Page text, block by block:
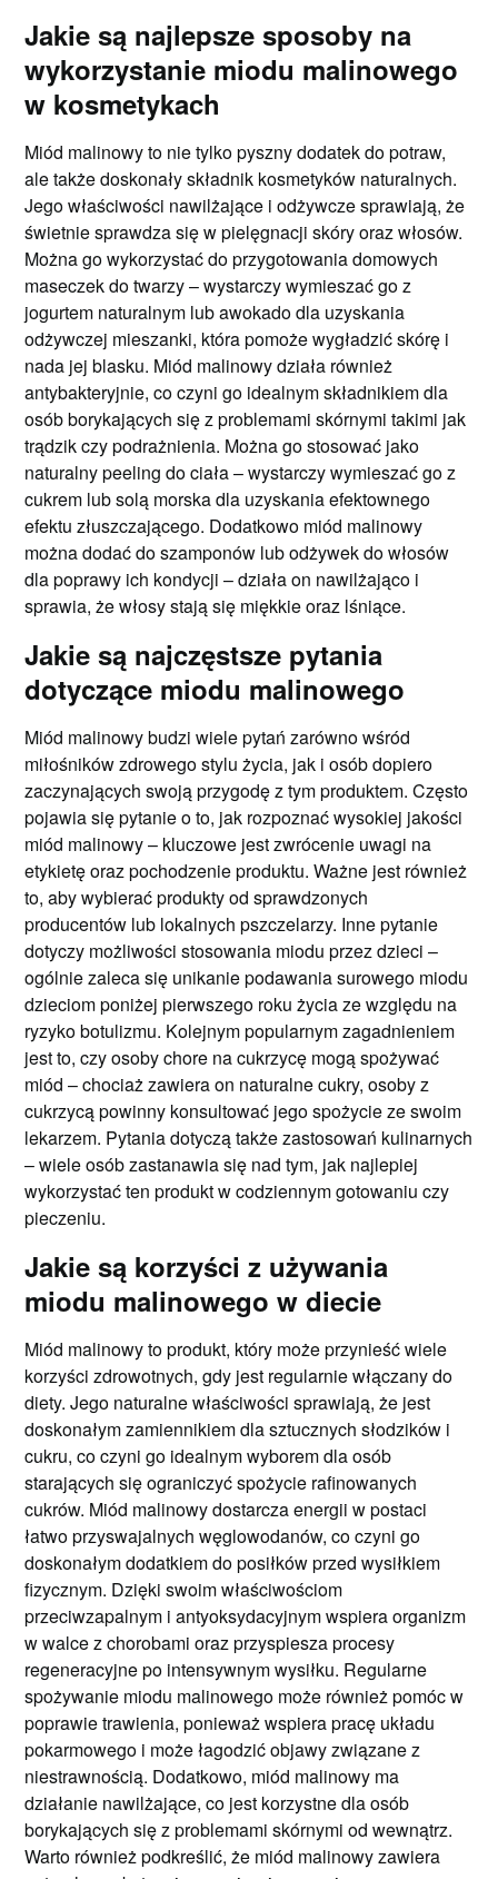
Jakie są najlepsze sposoby na
wykorzystanie miodu malinowego
w kosmetykach
Miód malinowy to nie tylko pyszny dodatek do potraw,
ale także doskonały składnik kosmetyków naturalnych.
Jego właściwości nawilżające i odżywcze sprawiają, że
świetnie sprawdza się w pielęgnacji skóry oraz włosów.
Można go wykorzystać do przygotowania domowych
maseczek do twarzy – wystarczy wymieszać go z
jogurtem naturalnym lub awokado dla uzyskania
odżywczej mieszanki, która pomoże wygładzić skórę i
nada jej blasku. Miód malinowy działa również
antybakteryjnie, co czyni go idealnym składnikiem dla
osób borykających się z problemami skórnymi takimi jak
trądzik czy podrażnienia. Można go stosować jako
naturalny peeling do ciała – wystarczy wymieszać go z
cukrem lub solą morska dla uzyskania efektownego
efektu złuszczającego. Dodatkowo miód malinowy
można dodać do szamponów lub odżywek do włosów
dla poprawy ich kondycji – działa on nawilżająco i
sprawia, że włosy stają się miękkie oraz lśniące.
Jakie są najczęstsze pytania
dotyczące miodu malinowego
Miód malinowy budzi wiele pytań zarówno wśród
miłośników zdrowego stylu życia, jak i osób dopiero
zaczynających swoją przygodę z tym produktem. Często
pojawia się pytanie o to, jak rozpoznać wysokiej jakości
miód malinowy – kluczowe jest zwrócenie uwagi na
etykietę oraz pochodzenie produktu. Ważne jest również
to, aby wybierać produkty od sprawdzonych
producentów lub lokalnych pszczelarzy. Inne pytanie
dotyczy możliwości stosowania miodu przez dzieci –
ogólnie zaleca się unikanie podawania surowego miodu
dzieciom poniżej pierwszego roku życia ze względu na
ryzyko botulizmu. Kolejnym popularnym zagadnieniem
jest to, czy osoby chore na cukrzycę mogą spożywać
miód – chociaż zawiera on naturalne cukry, osoby z
cukrzycą powinny konsultować jego spożycie ze swoim
lekarzem. Pytania dotyczą także zastosowań kulinarnych
– wiele osób zastanawia się nad tym, jak najlepiej
wykorzystać ten produkt w codziennym gotowaniu czy
pieczeniu.
Jakie są korzyści z używania
miodu malinowego w diecie
Miód malinowy to produkt, który może przynieść wiele
korzyści zdrowotnych, gdy jest regularnie włączany do
diety. Jego naturalne właściwości sprawiają, że jest
doskonałym zamiennikiem dla sztucznych słodzików i
cukru, co czyni go idealnym wyborem dla osób
starających się ograniczyć spożycie rafinowanych
cukrów. Miód malinowy dostarcza energii w postaci
łatwo przyswajalnych węglowodanów, co czyni go
doskonałym dodatkiem do posiłków przed wysiłkiem
fizycznym. Dzięki swoim właściwościom
przeciwzapalnym i antyoksydacyjnym wspiera organizm
w walce z chorobami oraz przyspiesza procesy
regeneracyjne po intensywnym wysiłku. Regularne
spożywanie miodu malinowego może również pomóc w
poprawie trawienia, ponieważ wspiera pracę układu
pokarmowego i może łagodzić objawy związane z
niestrawnością. Dodatkowo, miód malinowy ma
działanie nawilżające, co jest korzystne dla osób
borykających się z problemami skórnymi od wewnątrz.
Warto również podkreślić, że miód malinowy zawiera